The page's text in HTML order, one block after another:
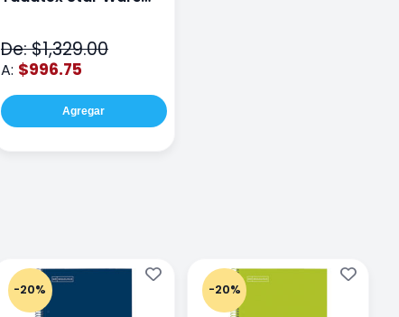
De: $1,329.00
A: $996.75
Agregar
-20% -20%